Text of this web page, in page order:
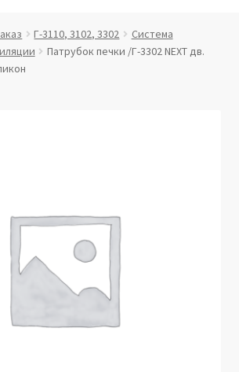
Г-3110, 3102, 3302
Система
Патрубок печки /Г-3302 NEXT дв.